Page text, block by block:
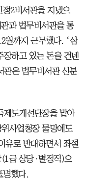
2비서관을 지냈으
과 법무비서관을 통
월까지 근무했다. ‘삼
장하고 있는 돈을 건넨
관은 법무비서관 신분
제도개선단장을 맡아
사업청장 물망에도
유로 반대하면서 좌절
급 상당·별정직)으
명했다.